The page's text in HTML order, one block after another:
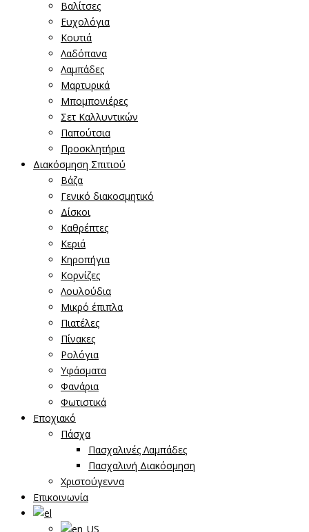
Βαλίτσες
Ευχολόγια
Κουτιά
Λαδόπανα
Λαμπάδες
Μαρτυρικά
Μπομπονιέρες
Σετ Καλλυντικών
Παπούτσια
Προσκλητήρια
Διακόσμηση Σπιτιού
Βάζα
Γενικό διακοσμητικό
Δίσκοι
Καθρέπτες
Κεριά
Κηροπήγια
Κορνίζες
Λουλούδια
Μικρό έπιπλα
Πιατέλες
Πίνακες
Ρολόγια
Υφάσματα
Φανάρια
Φωτιστικά
Εποχιακό
Πάσχα
Πασχαλινές Λαμπάδες
Πασχαλινή Διακόσμηση
Χριστούγεννα
Επικοινωνία